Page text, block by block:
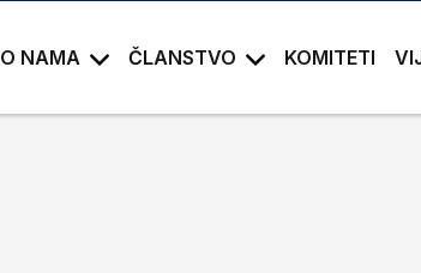
O NAMA ČLANSTVO KOMITETI